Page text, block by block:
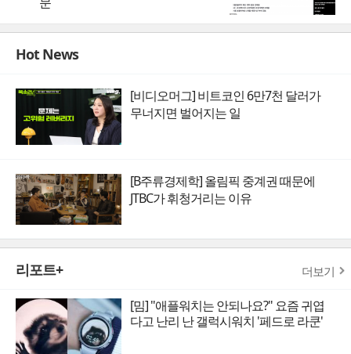
Hot News
[비디오머그] 비트코인 6만7천 달러가
무너지면 벌어지는 일
[B주류경제학] 올림픽 중계권 때문에
JTBC가 휘청거리는 이유
리포트+ 더보기
[밈] "애플워치는 안되나요?" 요즘 귀엽
다고 난리 난 갤럭시워치 '페드로 라쿤'